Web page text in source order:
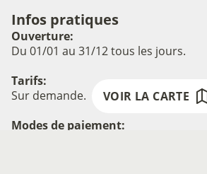
VOIR LA CARTE
Infos pratiques
Ouverture:
Du 01/01 au 31/12 tous les jours.
Tarifs:
Sur demande.
Modes de paiement: